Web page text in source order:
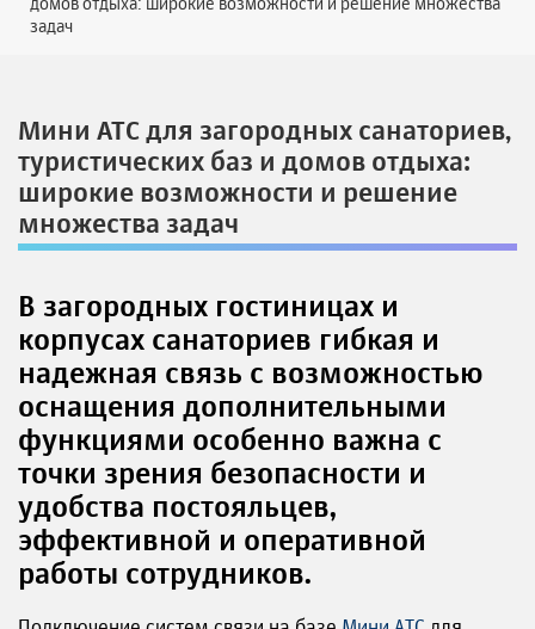
задач
Мини АТС для загородных санаториев,
туристических баз и домов отдыха:
широкие возможности и решение
множества задач
В загородных гостиницах и
корпусах санаториев гибкая и
надежная связь с возможностью
оснащения дополнительными
функциями особенно важна с
точки зрения безопасности и
удобства постояльцев,
эффективной и оперативной
работы сотрудников.